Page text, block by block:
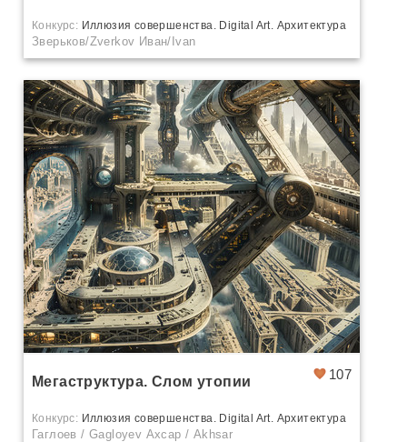
Конкурс: Иллюзия совершенства. Digital Art. Архитектура
Зверьков/Zverkov Иван/Ivan
107
Мегаструктура. Слом утопии
Конкурс: Иллюзия совершенства. Digital Art. Архитектура
Гаглоев / Gagloyev Ахсар / Akhsar